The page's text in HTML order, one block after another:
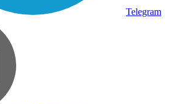
Telegram